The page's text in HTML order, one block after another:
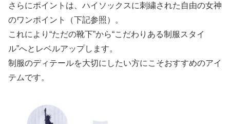
さらにポイントは、ハイソックスに刺繍された自由の女神
のワンポイント（下記参照）。
これにより“ただの靴下”から“こだわりある制服スタイ
ル”へとレベルアップします。
制服のディテールを大切にしたい方にこそおすすめのアイ
テムです。